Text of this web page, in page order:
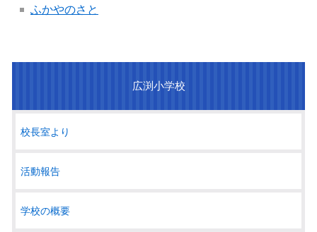
ふかやのさと
広渕小学校
校長室より
活動報告
学校の概要